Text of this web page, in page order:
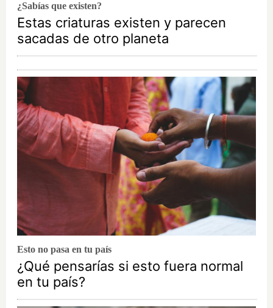
¿Sabías que existen?
Estas criaturas existen y parecen
sacadas de otro planeta
Esto no pasa en tu país
¿Qué pensarías si esto fuera normal
en tu país?